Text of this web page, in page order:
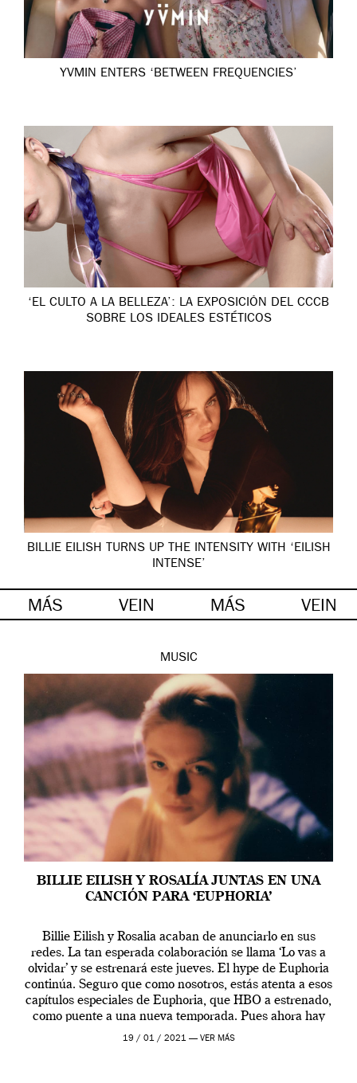
YVMIN ENTERS ‘BETWEEN FREQUENCIES’
‘EL CULTO A LA BELLEZA’: LA EXPOSICIÓN DEL CCCB
SOBRE LOS IDEALES ESTÉTICOS
BILLIE EILISH TURNS UP THE INTENSITY WITH ‘EILISH
INTENSE’
MÁS VEIN MÁS VEIN
MUSIC
BILLIE EILISH Y ROSALÍA JUNTAS EN UNA
CANCIÓN PARA ‘EUPHORIA’
Billie Eilish y Rosalia acaban de anunciarlo en sus
redes. La tan esperada colaboración se llama ‘Lo vas a
olvidar’ y se estrenará este jueves. El hype de Euphoria
continúa. Seguro que como nosotros, estás atenta a esos
capítulos especiales de Euphoria, que HBO a estrenado,
como puente a una nueva temporada. Pues ahora hay
[…]
19 / 01 / 2021 — VER MÁS